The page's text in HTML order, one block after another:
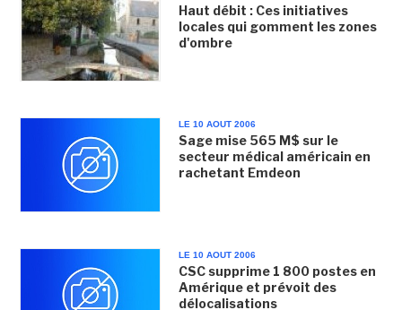
Haut débit : Ces initiatives
locales qui gomment les zones
d'ombre
LE 10 AOUT 2006
Sage mise 565 M$ sur le
secteur médical américain en
rachetant Emdeon
LE 10 AOUT 2006
CSC supprime 1 800 postes en
Amérique et prévoit des
délocalisations